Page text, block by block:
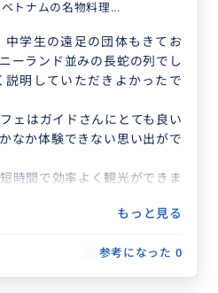
トナムの名物料理...
中学生の遠足の団体もきてお
ーランド並みの長蛇の列でし
説明していただきよかったで
ェはガイドさんにとても良い
なか体験できない思い出がで
時間で効率よく観光ができま
もっと見る
参考になった 0